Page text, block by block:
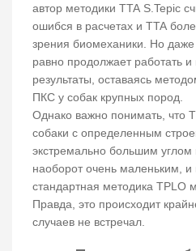
автор методики TTA S.Tepic
ошибся в расчетах и TTA
зрения биомеханики. Но даже
равно продолжает работать и
результаты, оставаясь
ПКС у собак крупных пород.
Однако важно понимать, что
собаки с определенным
экстремально большим углом
наоборот очень маленьким, и
стандартная методика TPLO
Правда, это происходит
случаев не встречал.